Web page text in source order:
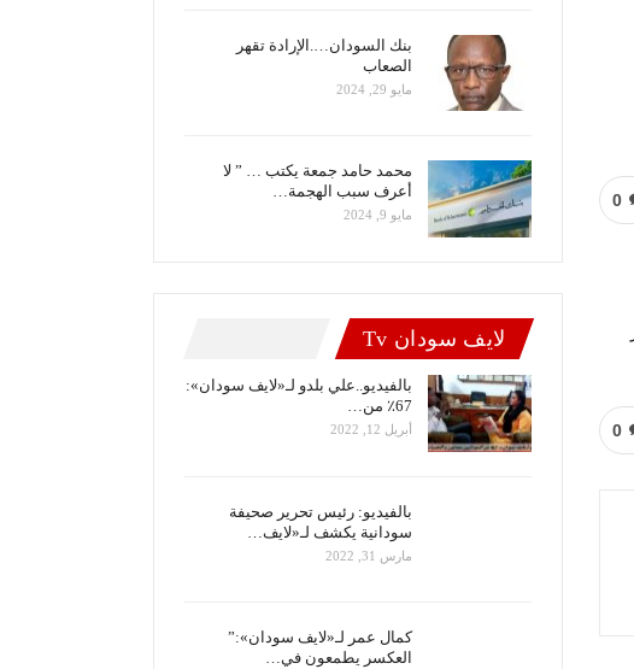
0
0
بنك السودان….الإرادة تقهر
الصعاب
مايو 29, 2024
محمد حامد جمعة يكتب … ” لا
أعرف سبب الهجمة…
مايو 9, 2024
لايف سودان Tv
بالفيديو..علي بلدو لـ«لايف سودان»:
67٪ من…
أبريل 12, 2022
بالفيديو: رئيس تحرير صحيفة
سودانية يكشف لـ«لايف…
مارس 31, 2022
كمال عمر لـ«لايف سودان»:”
العكسر يطمعون في…